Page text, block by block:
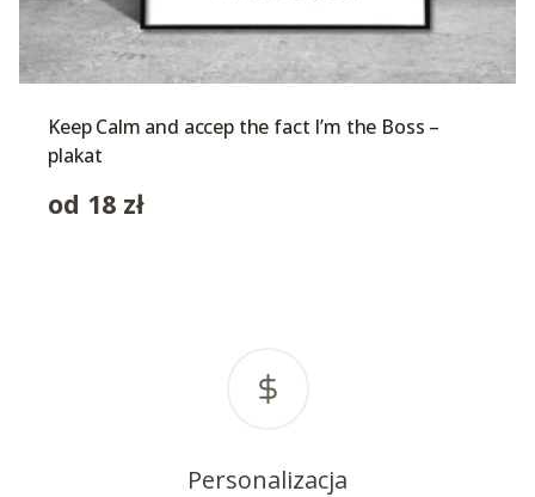
Keep Calm and accep the fact I’m the Boss –
plakat
od 18 zł
Personalizacja